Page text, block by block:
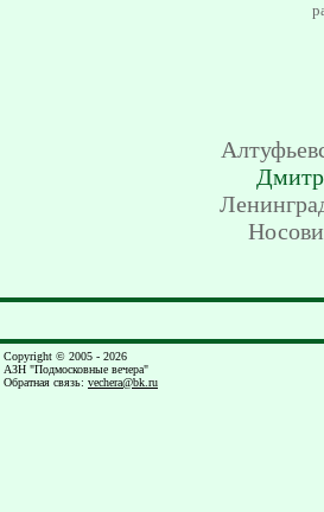
Copyright © 2005 - 2026
АЗН "Подмосковные вечера"
Обратная связь: vechera@bk.ru